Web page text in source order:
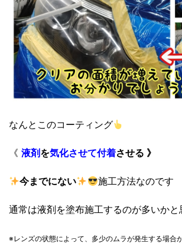
なんとこのコーティング
《 液剤 を気化させて付着させる 》
今までにない 施工方法なのです
通常は液剤を塗布施工するのが多いかと
※レンズの状態によって、 多少のムラが発生する場合